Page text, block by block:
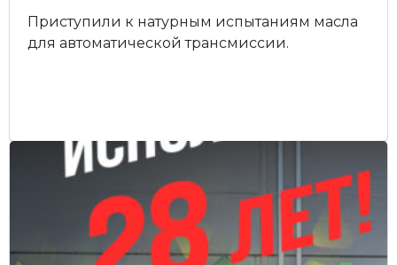
Приступили к натурным испытаниям масла
для автоматической трансмиссии.